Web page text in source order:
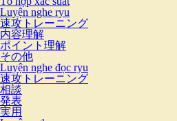
Luyện nghe ryu
速攻トレーニング
内容理解
ポイント理解
その他
Luyện nghe đọc ryu
速攻トレーニング
相談
発表
実用